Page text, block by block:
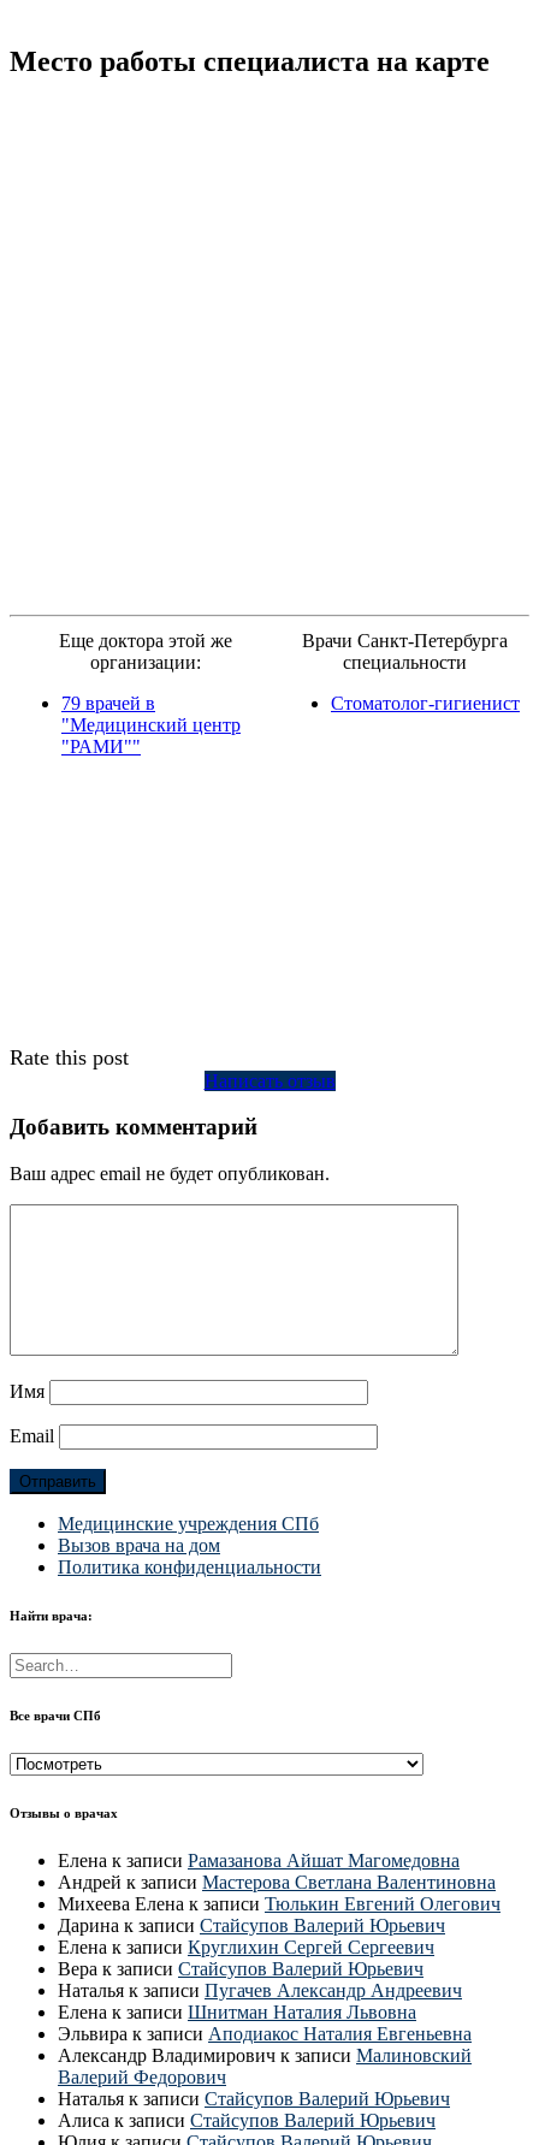
Место работы специалиста на карте
Еще доктора этой же
организации:
79 врачей в
"Медицинский центр
"РАМИ""
Врачи Санкт-Петербурга
специальности
Стоматолог-гигиенист
Rate this post
Написать отзыв
Добавить комментарий
Ваш адрес email не будет опубликован.
Имя
Email
Медицинские учреждения СПб
Вызов врача на дом
Политика конфиденциальности
Найти врача:
Все врачи СПб
Все
СПб
Отзывы о врачах
Елена к записи Рамазанова Айшат Магомедовна
Андрей к записи Мастерова Светлана Валентиновна
Михеева Елена к записи Тюлькин Евгений Олегович
Дарина к записи Стайсупов Валерий Юрьевич
Елена к записи Круглихин Сергей Сергеевич
Вера к записи Стайсупов Валерий Юрьевич
Наталья к записи Пугачев Александр Андреевич
Елена к записи Шнитман Наталия Львовна
Эльвира к записи Аподиакос Наталия Евгеньевна
Александр Владимирович к записи Малиновский
Валерий Федорович
Наталья к записи Стайсупов Валерий Юрьевич
Алиса к записи Стайсупов Валерий Юрьевич